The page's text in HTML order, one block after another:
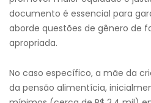
documento é essencial para
aborde questões de gênero de
apropriada.
No caso específico, a mãe da
da pensão alimentícia,